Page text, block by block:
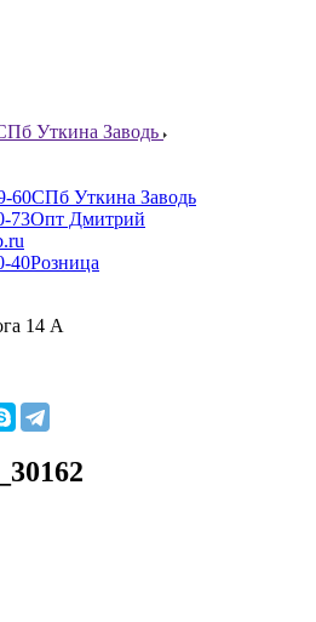
Уткина Заводь
60СПб Уткина Заводь
73Опт Дмитрий
40Розница
14 А